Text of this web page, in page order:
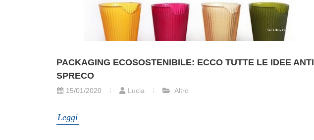
PACKAGING ECOSOSTENIBILE: ECCO TUTTE LE IDEE ANTI
SPRECO
15/01/2020 Lucia Altro
Leggi